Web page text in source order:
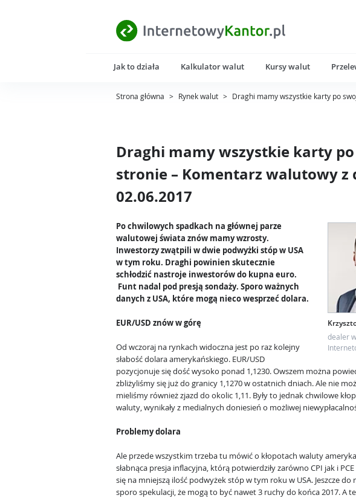
Jak to działa Kalkulator walut Kursy walut
Strona główna > Rynek walut > Draghi mamy wszystkie karty po
Draghi mamy wszystkie karty
stronie – Komentarz walutowy z
02.06.2017
dealer
Po chwilowych spadkach na głównej parze
walutowej świata znów mamy wzrosty.
Inwestorzy zwątpili w dwie podwyżki stóp w USA
w tym roku. Draghi powinien skutecznie
schłodzić nastroje inwestorów do kupna euro.
Funt nadal pod presją sondaży. Sporo ważnych
danych z USA, które mogą nieco wesprzeć dolara.
EUR/USD znów w górę
Od wczoraj na rynkach widoczna jest po raz kolejny
słabość dolara amerykańskiego. EUR/USD
pozycjonuje się dość wysoko ponad 1,1230. Owszem można
zbliżyliśmy się już do granicy 1,1270 w ostatnich dniach. Ale nie
mieliśmy również zjazd do okolic 1,11. Były to jednak chwilowe
waluty, wynikały z medialnych doniesień o możliwej
Problemy dolara
Ale przede wszystkim trzeba tu mówić o kłopotach waluty
słabnąca presja inflacyjna, którą potwierdziły zarówno CPI jak i
się na mniejszą ilość podwyżek stóp w tym roku w USA. Jeszcze do
sporo spekulacji, że mogą to być nawet 3 ruchy do końca 2017. A